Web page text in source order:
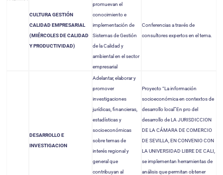
CULTURA GESTIÓN
CALIDAD EMPRESARIAL
(MIÉRCOLES DE CALIDAD
Y PRODUCTIVIDAD)
promuevan el
conocimiento e
implementación de
Sistemas de Gestión
de la Calidad y
ambiental en el sector
empresarial
Conferencias a través de
consultores expertos en el tema.
DESARROLLO E
INVESTIGACION
Adelantar, elaborar y
promover
investigaciones
jurídicas, financieras,
estadísticas y
socioeconómicas
sobre temas de
interés regional y
general que
contribuyan al
Proyecto “La información
socioeconómica en contextos de
desarrollo local”En pro del
desarrollo de LA JURISDICCION
DE LA CÁMARA DE COMERCIO
DE SEVILLA, EN CONVENIO CON
LA UNIVERSIDAD LIBRE DE CALI,
se implementan herramientas de
análisis que permitan obtener